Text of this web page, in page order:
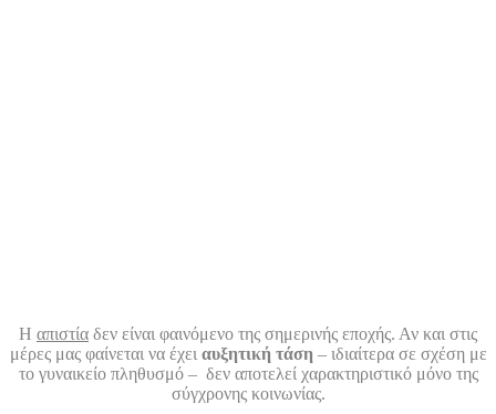
Η απιστία δεν είναι φαινόμενο της σημερινής εποχής. Αν και στις
μέρες μας φαίνεται να έχει αυξητική τάση – ιδιαίτερα σε σχέση με
το γυναικείο πληθυσμό – δεν αποτελεί χαρακτηριστικό μόνο της
σύγχρονης κοινωνίας.